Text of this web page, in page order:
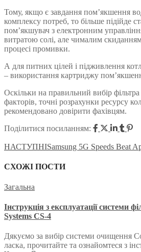
Тому, якщо є завдання пом’якшення
комплексу потреб, то більше підійде
пом’якшувач з електронним
витратою солі, але чималим
процесі промивки.
А для питних цілей і підживлення
– використання картриджу
Оскільки на правильний вибір
факторів, точні розрахунки ресурсу
рекомендовано довірити фахівцям.
Поділитися посиланням:
НАСТУПНІSamsung 5G Speeds Beat
СХОЖІ ПОСТИ
Загальна
Інструкція з експлуатації системи
Systems CS-4
Дякуємо за вибір системи очищення
ласка, прочитайте та ознайомтеся з